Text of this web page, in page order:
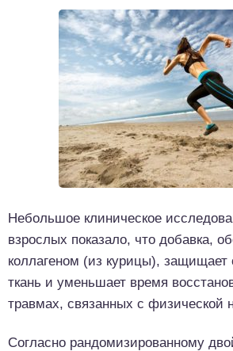
Небольшое клиническое
взрослых показало, что добавка,
коллагеном (из курицы), защищает
ткань и уменьшает время
травмах, связанных с физической
Согласно рандомизированному